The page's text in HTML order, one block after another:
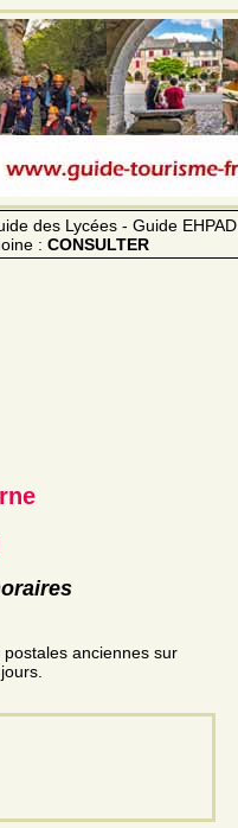
des Lycées - Guide EHPAD
: CONSULTER
anciennes sur